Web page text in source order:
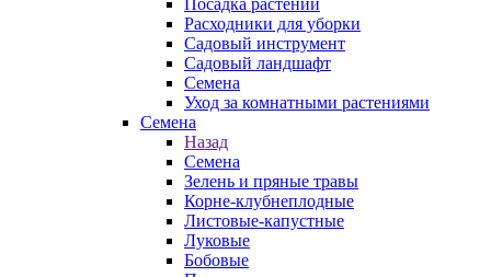
Расходники для уборки
Садовый инструмент
Садовый ландшафт
Семена
Уход за комнатными растениями
Семена
Назад
Семена
Зелень и пряные травы
Корне-клубнеплодные
Листовые-капустные
Луковые
Бобовые